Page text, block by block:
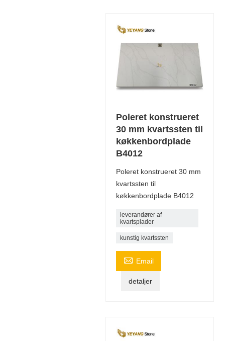
Poleret konstrueret
30 mm kvartssten til
køkkenbordplade
B4012
Poleret konstrueret 30 mm
kvartssten til
køkkenbordplade B4012
leverandører af
kvartsplader
kunstig kvartssten
 Email
detaljer